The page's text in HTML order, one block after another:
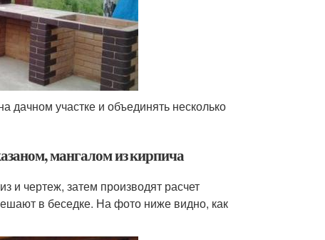
дачном участке и объединять несколько
мангалом из кирпича
и чертеж, затем производят расчет
в беседке. На фото ниже видно, как